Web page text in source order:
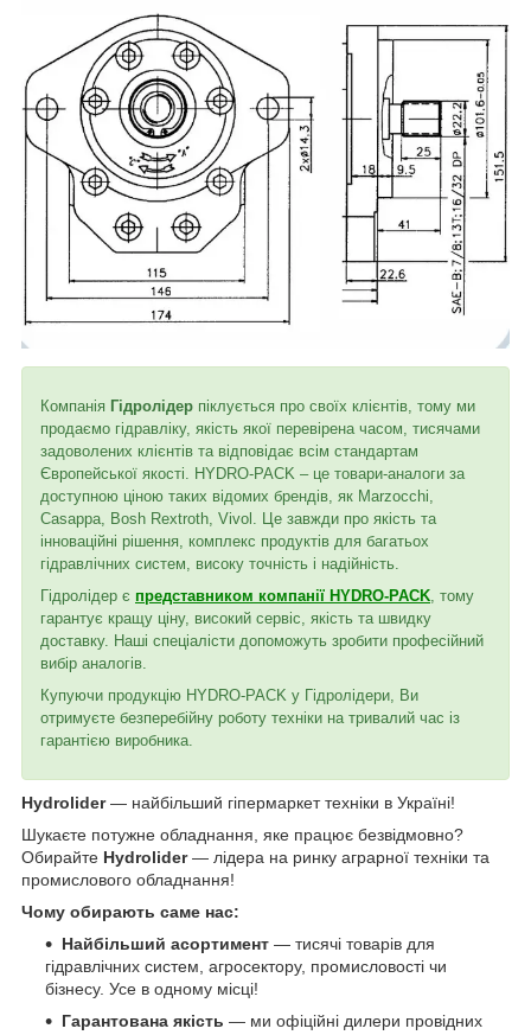
Компанія Гідролідер піклується про своїх клієнтів, тому ми
продаємо гідравліку, якість якої перевірена часом, тисячами
задоволених клієнтів та відповідає всім стандартам
Європейської якості. HYDRO-PACK – це товари-аналоги за
доступною ціною таких відомих брендів, як Marzocchi,
Casappa, Bosh Rextroth, Vivol. Це завжди про якість та
інноваційні рішення, комплекс продуктів для багатьох
гідравлічних систем, високу точність і надійність.
Гідролідер є представником компанії HYDRO-PACK, тому
гарантує кращу ціну, високий сервіс, якість та швидку
доставку. Наші спеціалісти допоможуть зробити професійний
вибір аналогів.
Купуючи продукцію HYDRO-PACK у Гідролідери, Ви
отримуєте безперебійну роботу техніки на тривалий час із
гарантією виробника.
Hydrolider— найбільший гіпермаркет техніки в Україні!
Шукаєте потужне обладнання, яке працює безвідмовно?
Обирайте Hydrolider— лідера на ринку аграрної техніки та
промислового обладнання!
Чому обирають саме нас:
Найбільший асортимент — тисячі товарів для
гідравлічних систем, агросектору, промисловості чи
бізнесу. Усе в одному місці!
Гарантована якість — ми офіційні дилери провідних